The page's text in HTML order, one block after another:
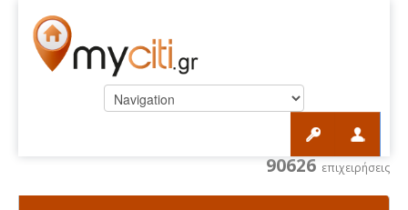
90626 επιχειρήσεις